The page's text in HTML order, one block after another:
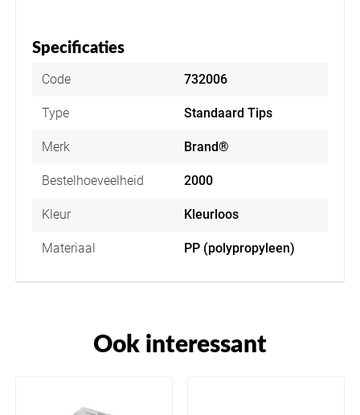
Specificaties
Code 732006
Type Standaard Tips
Merk Brand®
Bestelhoeveelheid 2000
Kleur Kleurloos
Materiaal PP (polypropyleen)
Ook interessant